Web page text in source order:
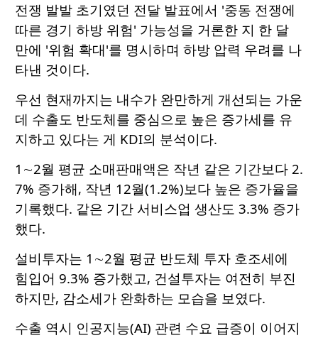
전쟁 발발 초기였던 전달 발표에서 '중동 전쟁에
따른 경기 하방 위험' 가능성을 거론한 지 한 달
만에 '위험 확대'를 명시하며 하방 압력 우려를 나
타낸 것이다.
우선 현재까지는 내수가 완만하게 개선되는 가운
데 수출도 반도체를 중심으로 높은 증가세를 유
지하고 있다는 게 KDI의 분석이다.
1∼2월 평균 소매판매액은 작년 같은 기간보다 2.
7% 증가해, 작년 12월(1.2%)보다 높은 증가율을
기록했다. 같은 기간 서비스업 생산도 3.3% 증가
했다.
설비투자는 1∼2월 평균 반도체 투자 호조세에
힘입어 9.3% 증가했고, 건설투자는 여전히 부진
하지만, 감소세가 완화하는 모습을 보였다.
수출 역시 인공지능(AI) 관련 수요 급증이 이어지